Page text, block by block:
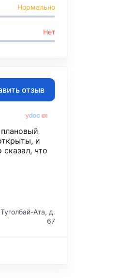
Нормально
Нет
отзыв
и
что
Ата, д.
67